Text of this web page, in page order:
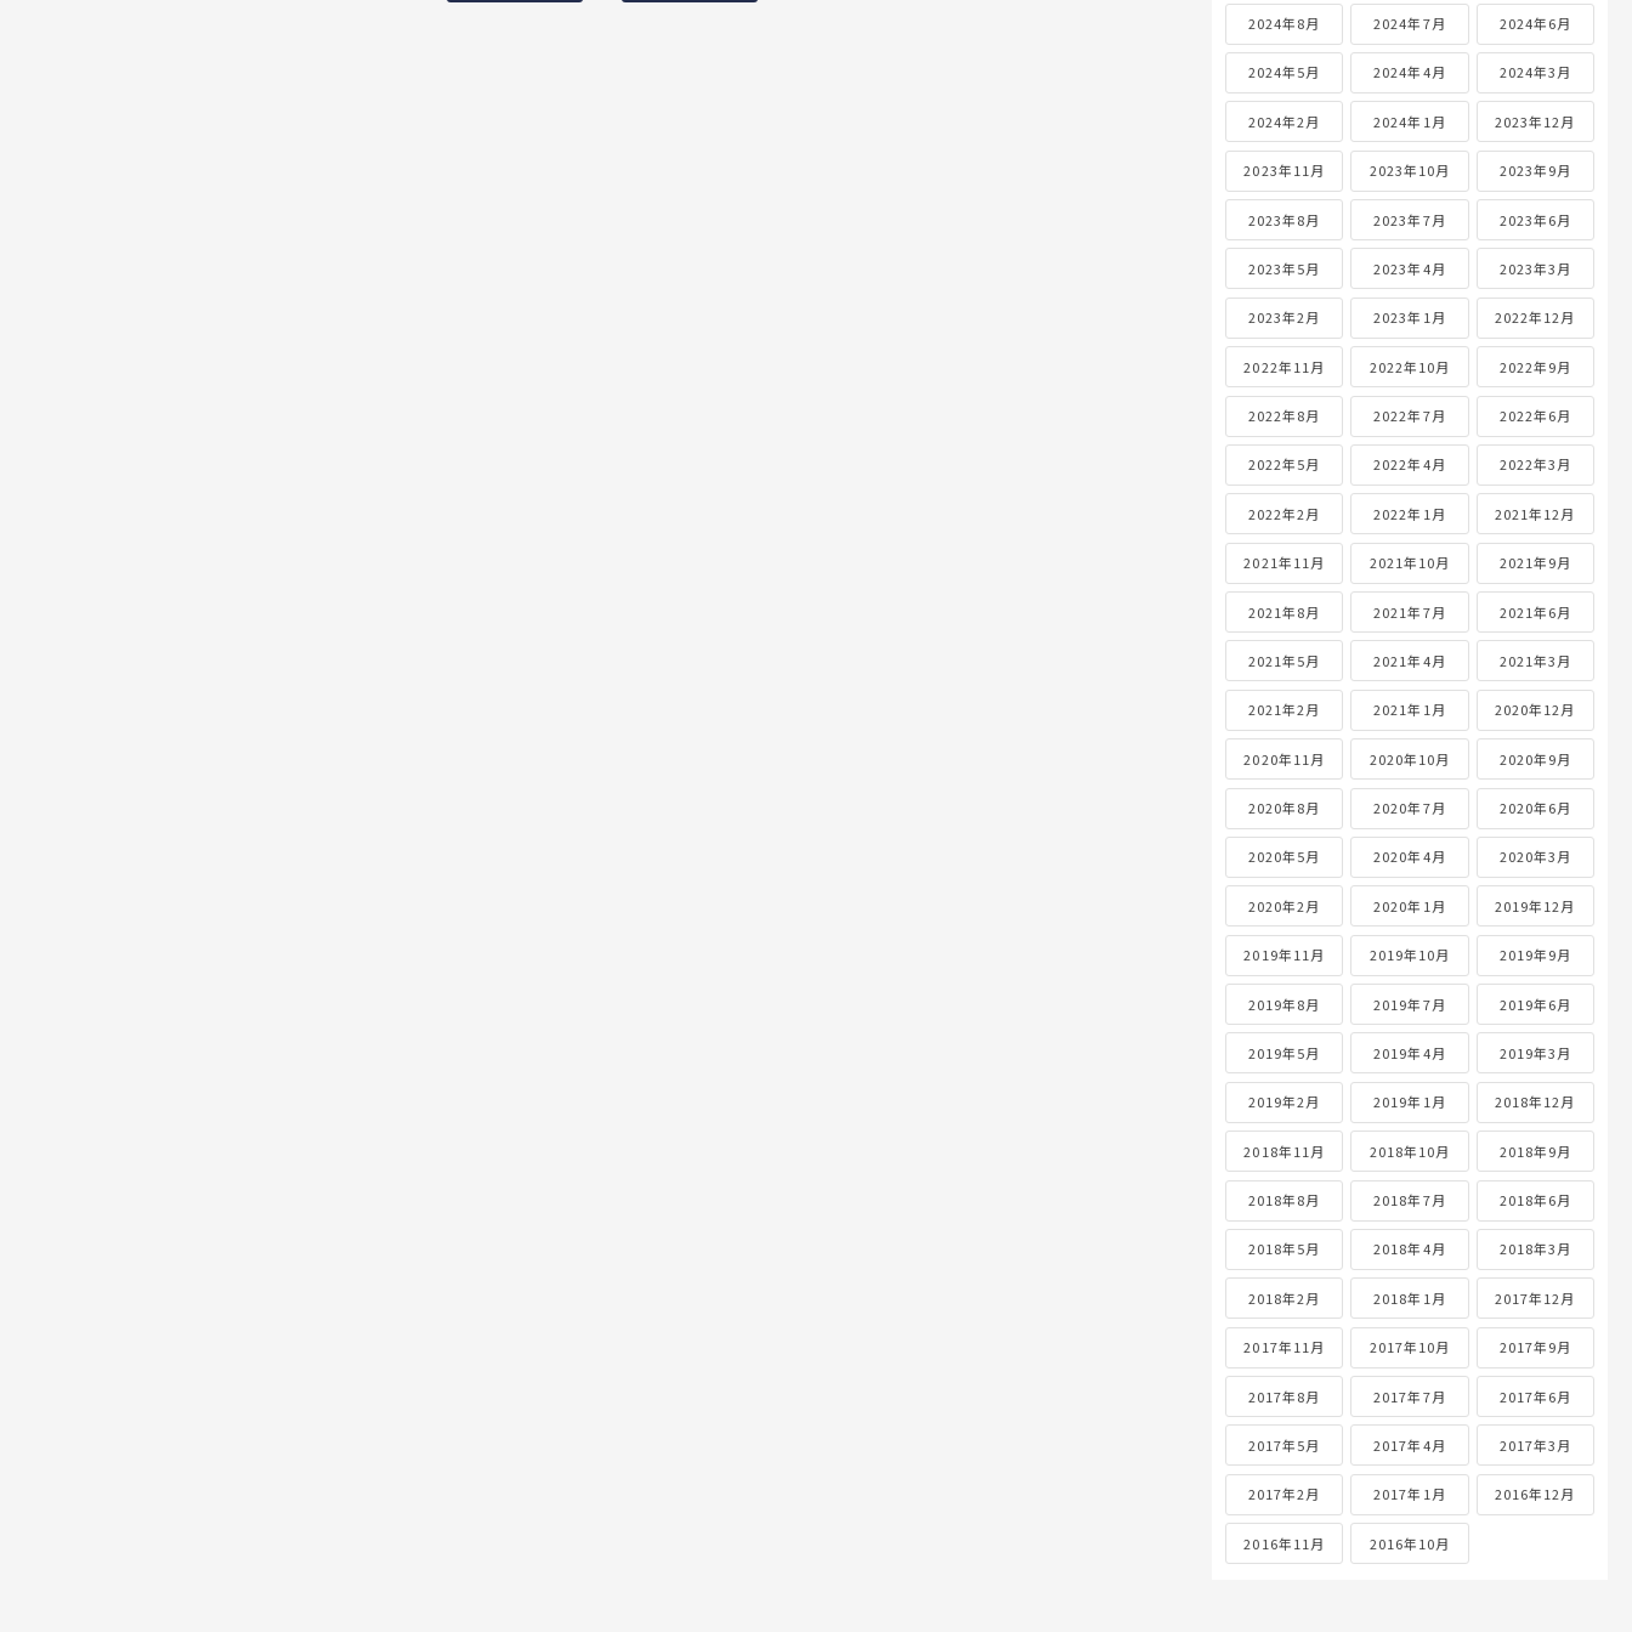
2024年8月 2024年7月 2024年6月
2024年5月 2024年4月 2024年3月
2024年2月 2024年1月 2023年12月
2023年11月 2023年10月 2023年9月
2023年8月 2023年7月 2023年6月
2023年5月 2023年4月 2023年3月
2023年2月 2023年1月 2022年12月
2022年11月 2022年10月 2022年9月
2022年8月 2022年7月 2022年6月
2022年5月 2022年4月 2022年3月
2022年2月 2022年1月 2021年12月
2021年11月 2021年10月 2021年9月
2021年8月 2021年7月 2021年6月
2021年5月 2021年4月 2021年3月
2021年2月 2021年1月 2020年12月
2020年11月 2020年10月 2020年9月
2020年8月 2020年7月 2020年6月
2020年5月 2020年4月 2020年3月
2020年2月 2020年1月 2019年12月
2019年11月 2019年10月 2019年9月
2019年8月 2019年7月 2019年6月
2019年5月 2019年4月 2019年3月
2019年2月 2019年1月 2018年12月
2018年11月 2018年10月 2018年9月
2018年8月 2018年7月 2018年6月
2018年5月 2018年4月 2018年3月
2018年2月 2018年1月 2017年12月
2017年11月 2017年10月 2017年9月
2017年8月 2017年7月 2017年6月
2017年5月 2017年4月 2017年3月
2017年2月 2017年1月 2016年12月
2016年11月 2016年10月